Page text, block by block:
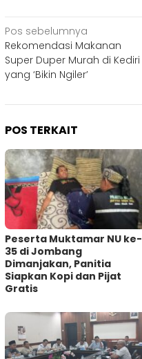
Navigasi
pos
Pos sebelumnya
Rekomendasi Makanan
Super Duper Murah di Kediri
yang ‘Bikin Ngiler’
POS TERKAIT
Peserta Muktamar NU ke-
35 di Jombang
Dimanjakan, Panitia
Siapkan Kopi dan Pijat
Gratis